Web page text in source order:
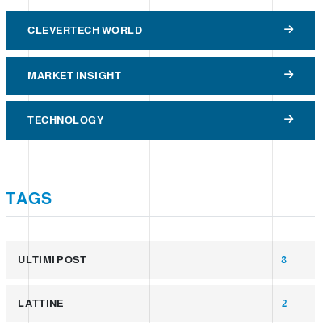
CLEVERTECH WORLD
MARKET INSIGHT
TECHNOLOGY
TAGS
ULTIMI POST 8
LATTINE 2